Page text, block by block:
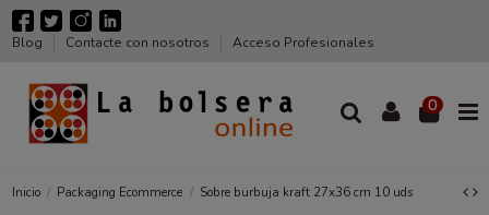
Blog Contacte con nosotros Acceso Profesionales
0
Inicio Packaging Ecommerce Sobre burbuja kraft 27x36 cm 10 uds